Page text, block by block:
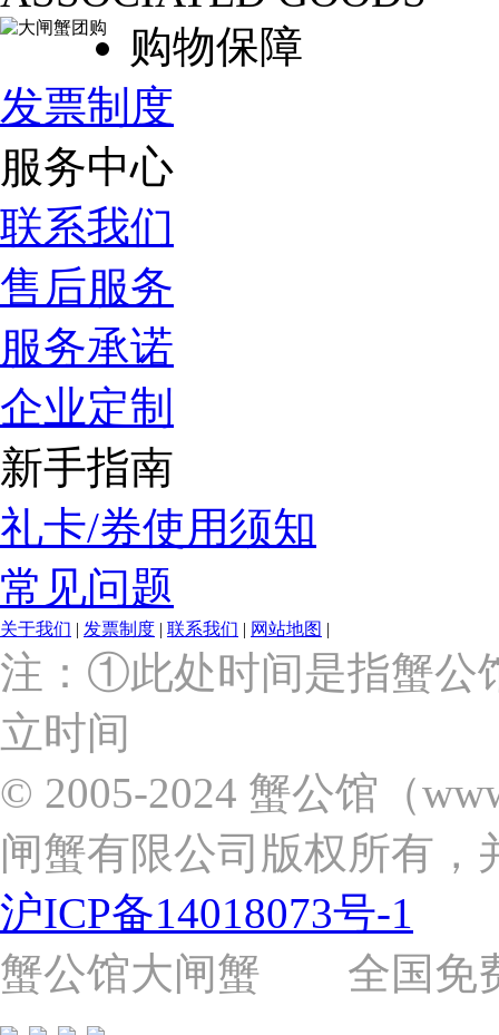
购物保障
发票制度
服务中心
联系我们
售后服务
服务承诺
企业定制
新手指南
礼卡/券使用须知
常见问题
关于我们 | 发票制度 | 联系我们 | 网站地图 |
上
海
市
浦
东
区
杨
路
号
（靠
近
苗
圃
路）
注：①此处时间是指蟹公
立时间
© 2005-2024 蟹公馆（
闸蟹有限公司版权所有，
沪ICP备14018073号-1
蟹公馆大闸蟹 全国免费